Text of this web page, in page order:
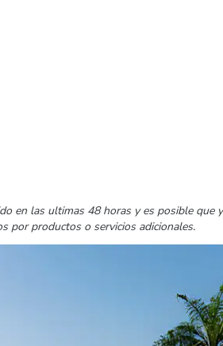
en las ultimas 48 horas y es posible que
por productos o servicios adicionales.